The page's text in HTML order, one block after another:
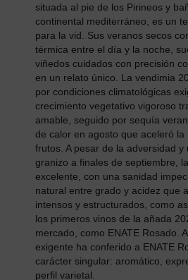
situada al pie de los Pirineos y
continental mediterráneo, es un
para la vid. Sus veranos secos
térmica entre el día y la noche,
viñedos cuidados con precisión
en un relato único. La vendimia
por condiciones climatológicas
crecimiento vegetativo vigoroso
amable, seguido por sequía
de calor en agosto que aceleró
frutos. A pesar de la adversidad y
granizo a finales de septiembre,
excelente, con una sanidad
natural entre grado y acidez que
intensos y estructurados, como
los primeros vinos de la añada
mercado, como ENATE Rosado.
exigente ha conferido a ENATE
carácter singular: aromático,
perfil varietal.